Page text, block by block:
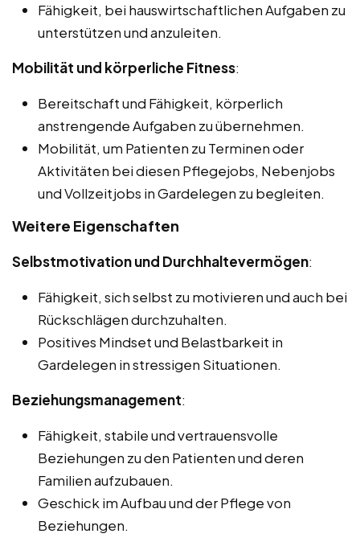
Fähigkeit, bei hauswirtschaftlichen Aufgaben zu
unterstützen und anzuleiten.
Mobilität und körperliche Fitness:
Bereitschaft und Fähigkeit, körperlich
anstrengende Aufgaben zu übernehmen.
Mobilität, um Patienten zu Terminen oder
Aktivitäten bei diesen Pflegejobs, Nebenjobs
und Vollzeitjobs in Gardelegen zu begleiten.
Weitere Eigenschaften
Selbstmotivation und Durchhaltevermögen:
Fähigkeit, sich selbst zu motivieren und auch bei
Rückschlägen durchzuhalten.
Positives Mindset und Belastbarkeit in
Gardelegen in stressigen Situationen.
Beziehungsmanagement:
Fähigkeit, stabile und vertrauensvolle
Beziehungen zu den Patienten und deren
Familien aufzubauen.
Geschick im Aufbau und der Pflege von
Beziehungen.